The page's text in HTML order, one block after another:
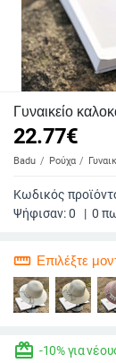
Γυναικείο
22.77€
Badu Ρούχα
Κωδικός
Ψήφισαν:0 | 0
straighten Επιλέξτε
redeem -10% για